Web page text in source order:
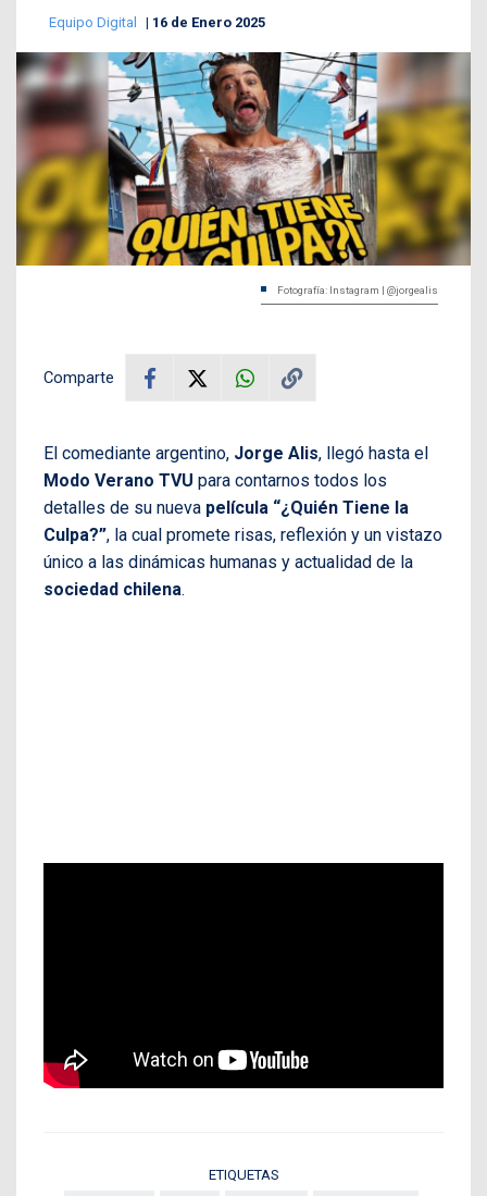
Equipo Digital 16 de Enero 2025
Fotografía: Instagram | @jorgealis
Comparte
El comediante argentino, Jorge Alis, llegó hasta el
Modo Verano TVU para contarnos todos los
detalles de su nueva película “¿Quién Tiene la
Culpa?”, la cual promete risas, reflexión y un vistazo
único a las dinámicas humanas y actualidad de la
sociedad chilena.
ETIQUETAS